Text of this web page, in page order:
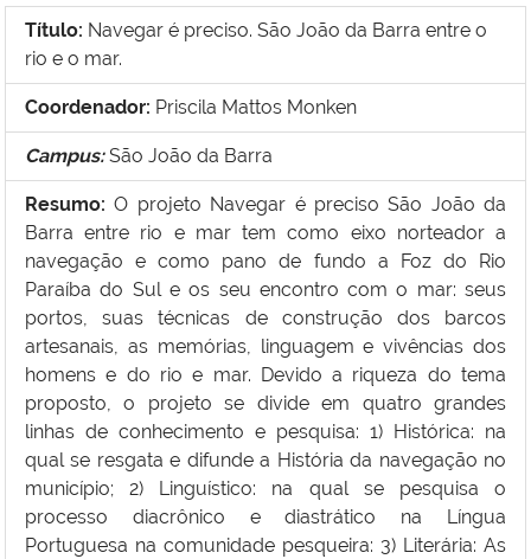
Título: Navegar é preciso. São João da Barra entre o
rio e o mar.
Coordenador: Priscila Mattos Monken
Campus:São João da Barra
Resumo: O projeto Navegar é preciso São João da
Barra entre rio e mar tem como eixo norteador a
navegação e como pano de fundo a Foz do Rio
Paraíba do Sul e os seu encontro com o mar: seus
portos, suas técnicas de construção dos barcos
artesanais, as memórias, linguagem e vivências dos
homens e do rio e mar. Devido a riqueza do tema
proposto, o projeto se divide em quatro grandes
linhas de conhecimento e pesquisa: 1) Histórica: na
qual se resgata e difunde a História da navegação no
município; 2) Linguístico: na qual se pesquisa o
processo diacrônico e diastrático na Língua
Portuguesa na comunidade pesqueira: 3) Literária: As